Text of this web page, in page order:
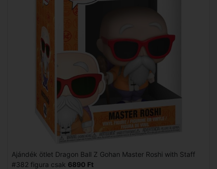
Ajándék ötlet Dragon Ball Z Gohan Master Roshi with Staff
#382 figura csak 6890 Ft